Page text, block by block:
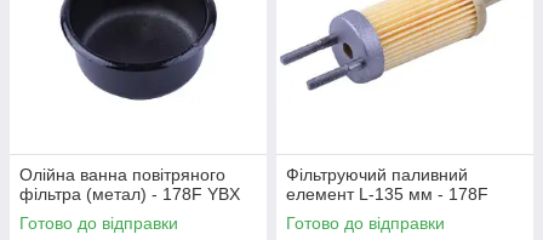
Олійна ванна повітряного
фільтра (метал) - 178F YBX
Готово до відправки
Фільтруючий паливний
елемент L-135 мм - 178F
Готово до відправки